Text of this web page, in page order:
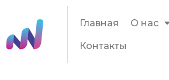
Главная О нас
Контакты